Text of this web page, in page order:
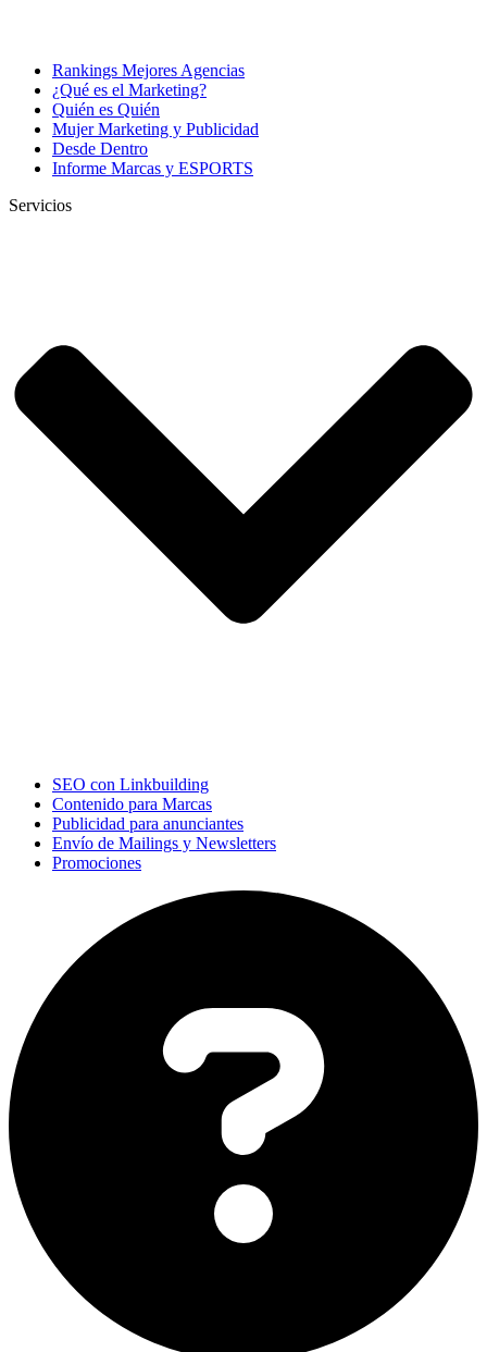
Rankings Mejores Agencias
¿Qué es el Marketing?
Quién es Quién
Mujer Marketing y Publicidad
Desde Dentro
Informe Marcas y ESPORTS
Servicios
SEO con Linkbuilding
Contenido para Marcas
Publicidad para anunciantes
Envío de Mailings y Newsletters
Promociones